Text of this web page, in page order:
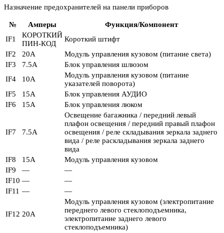
Назначение предохранителей на панели приборов
№ Амперы
Функция/Компонент
IF1
КОРОТКИЙ
ПИН-КОД
Короткий штифт
IF2
20А
Модуль управления кузовом (питание света)
IF3
7.5А
Блок управления шлюзом
IF4
10А
Модуль управления кузовом (питание
указателей поворота)
IF5
15А
Блок управления АУДИО
IF6
15А Блок управления люком
IF7 7.5А
Освещение багажника / передний левый
плафон освещения / передний правый плафон
освещения / реле складывания зеркала заднего
вида / реле раскладывания зеркала заднего
вида
IF8
15А
Модуль управления кузовом
IF9
—
—
IF10 —
—
IF11 — —
IF12 20А
Модуль управления кузовом (электропитание
переднего левого стеклоподъемника,
электропитание заднего левого
стеклоподъемника)